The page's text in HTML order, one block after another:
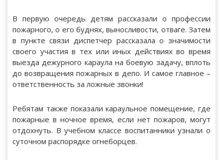
В первую очередь детям рассказали о профессии
пожарного, о его буднях, выносливости, отваге. Затем
в пункте связи диспетчер рассказала о значимости
своего участия в тех или иных действиях во время
выезда дежурного караула на боевую задачу, вплоть
до возвращения пожарных в депо. И самое главное –
ответственность за ложные звонки!
Ребятам также показали караульное помещение, где
пожарные в ночное время, если нет пожаров, могут
отдохнуть. В учебном классе воспитанники узнали о
суточном распорядке огнеборцев.